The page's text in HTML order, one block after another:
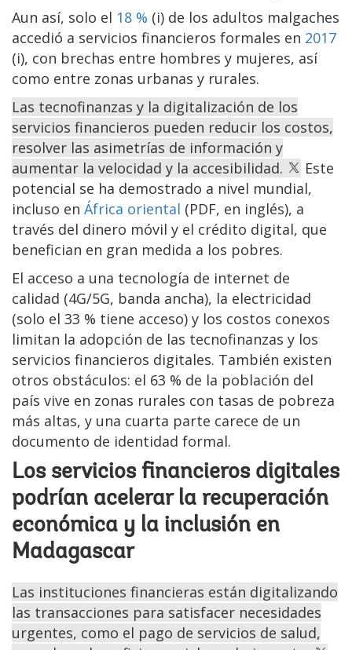
Aun así, solo el 18 % (i) de los adultos malgaches
accedió a servicios financieros formales en 2017
(i), con brechas entre hombres y mujeres, así
como entre zonas urbanas y rurales.
Las tecnofinanzas y la digitalización de los
servicios financieros pueden reducir los costos,
resolver las asimetrías de información y
aumentar la velocidad y la accesibilidad.
Este
potencial se ha demostrado a nivel mundial,
incluso en África oriental (PDF, en inglés), a
través del dinero móvil y el crédito digital, que
benefician en gran medida a los pobres.
El acceso a una tecnología de internet de
calidad (4G/5G, banda ancha), la electricidad
(solo el 33 % tiene acceso) y los costos conexos
limitan la adopción de las tecnofinanzas y los
servicios financieros digitales. También existen
otros obstáculos: el 63 % de la población del
país vive en zonas rurales con tasas de pobreza
más altas, y una cuarta parte carece de un
documento de identidad formal.
Los servicios financieros digitales
podrían acelerar la recuperación
económica y la inclusión en
Madagascar
Las instituciones financieras están digitalizando
las transacciones para satisfacer necesidades
urgentes, como el pago de servicios de salud,